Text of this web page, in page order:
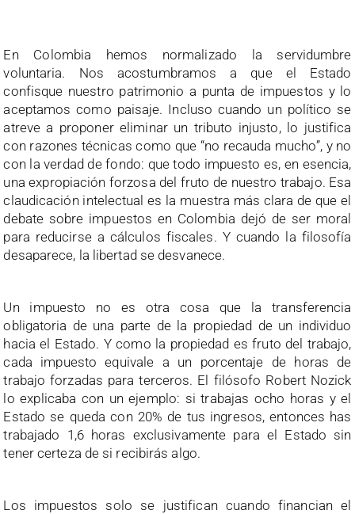
En Colombia hemos normalizado la servidumbre
voluntaria. Nos acostumbramos a que el Estado
confisque nuestro patrimonio a punta de impuestos y lo
aceptamos como paisaje. Incluso cuando un político se
atreve a proponer eliminar un tributo injusto, lo justifica
con razones técnicas como que “no recauda mucho”, y no
con la verdad de fondo: que todo impuesto es, en esencia,
una expropiación forzosa del fruto de nuestro trabajo. Esa
claudicación intelectual es la muestra más clara de que el
debate sobre impuestos en Colombia dejó de ser moral
para reducirse a cálculos fiscales. Y cuando la filosofía
desaparece, la libertad se desvanece.
Un impuesto no es otra cosa que la transferencia
obligatoria de una parte de la propiedad de un individuo
hacia el Estado. Y como la propiedad es fruto del trabajo,
cada impuesto equivale a un porcentaje de horas de
trabajo forzadas para terceros. El filósofo Robert Nozick
lo explicaba con un ejemplo: si trabajas ocho horas y el
Estado se queda con 20% de tus ingresos, entonces has
trabajado 1,6 horas exclusivamente para el Estado sin
tener certeza de si recibirás algo.
Los impuestos solo se justifican cuando financian el